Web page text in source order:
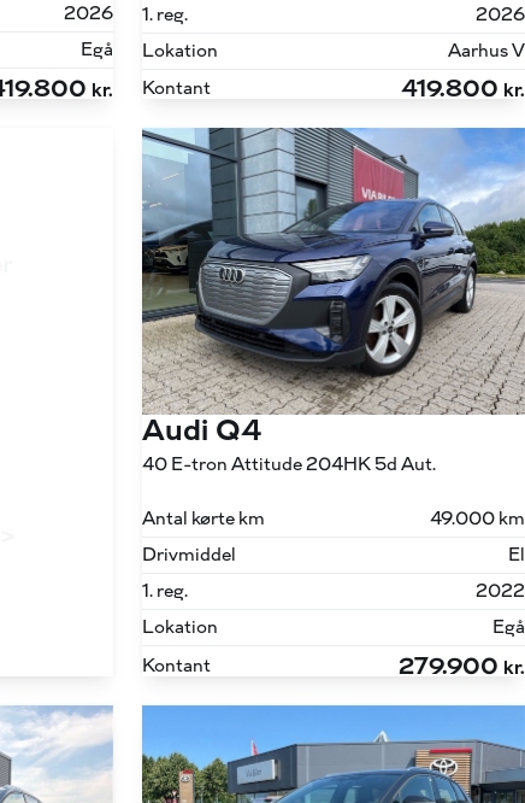
2026
Egå
kr.
1. reg.
2026
Lokation
Aarhus V
Kontant
419.800 kr.
Audi Q4
40 E-tron Attitude 204HK 5d Aut.
Antal kørte km
49.000 km
Drivmiddel
El
1. reg.
2022
Lokation
Egå
Kontant
279.900 kr.